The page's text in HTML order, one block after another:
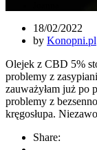
18/02/2022
by Konopni.pl
Olejek z CBD 5%
problemy z
zauważyłam już po
problemy z
kręgosłupa.
Share: